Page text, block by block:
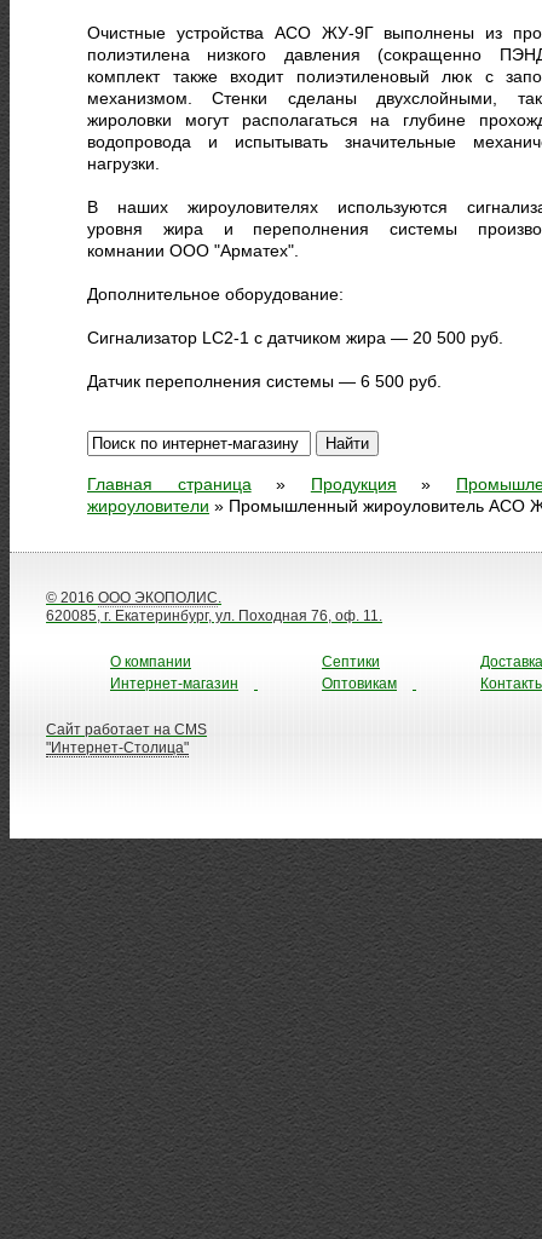
Очистные устройства АСО ЖУ-9Г выполнены из
полиэтилена низкого давления (сокращенно
комплект также входит полиэтиленовый люк с
механизмом. Стенки сделаны двухслойными,
жироловки могут располагаться на глубине
водопровода и испытывать значительные
нагрузки.
В наших жироуловителях используются
уровня жира и переполнения системы
комнании ООО "Арматех".
Дополнительное оборудование:
Сигнализатор LC2-1 с датчиком жира ― 20 500 руб.
Датчик переполнения системы ― 6 500 руб.
Главная страница » Продукция »
жироуловители » Промышленный жироуловитель АСО
© 2016 ООО ЭКОПОЛИС
620085, г. Екатеринбург, ул. Походная 76, оф. 11.
О компании
Интернет-магазин
Септики
Оптовикам
Доставка
Сайт работает на CMS
"Интернет-Столица"